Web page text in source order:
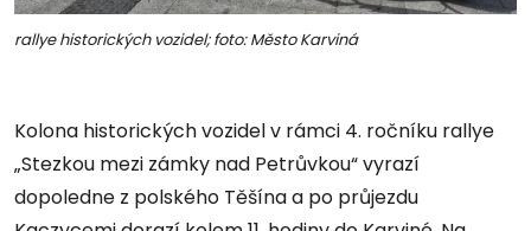
rallye historických vozidel; foto: Město Karviná
Kolona historických vozidel v rámci 4. ročníku rallye
„Stezkou mezi zámky nad Petrůvkou“ vyrazí
dopoledne z polského Těšína a po průjezdu